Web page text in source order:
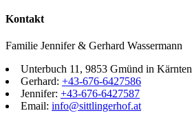
Kontakt
Familie Jennifer & Gerhard Wassermann
Unterbuch 11, 9853 Gmünd in Kärnten
Gerhard: +43-676-6427586
Jennifer: +43-676-6427587
Email: info@sittlingerhof.at